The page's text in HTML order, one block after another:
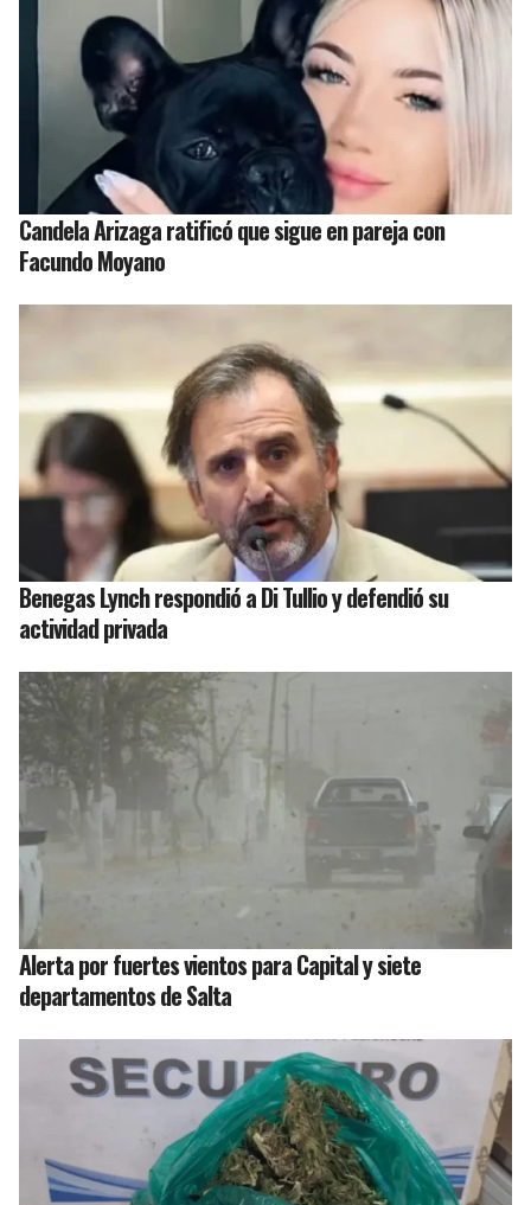
Candela Arizaga ratificó que sigue en pareja con
Facundo Moyano
Benegas Lynch respondió a Di Tullio y defendió su
actividad privada
Alerta por fuertes vientos para Capital y siete
departamentos de Salta